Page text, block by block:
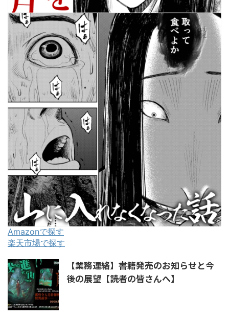
Amazonで探す
楽天市場で探す
【業務連絡】書籍発売のお知らせと今
後の展望【読者の皆さんへ】